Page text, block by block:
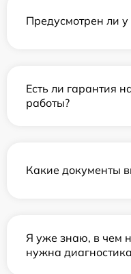
Предусмотрен ли
Есть ли гарантия
работы?
Какие документы
Я уже знаю, в чем
нужна